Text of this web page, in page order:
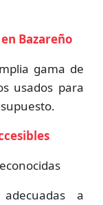
Bazareño
gama de
usados para
a